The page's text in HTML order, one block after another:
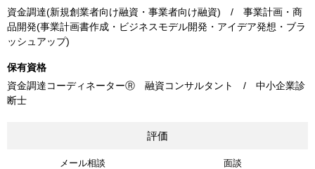
資金調達(新規創業者向け融資・事業者向け融資) / 事業計画・商
品開発(事業計画書作成・ビジネスモデル開発・アイデア発想・ブラ
ッシュアップ)
保有資格
資金調達コーディネーターⓇ 融資コンサルタント / 中小企業診
断士
評価
メール相談
面談